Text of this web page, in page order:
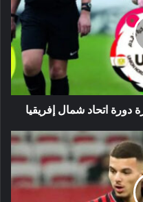
دورة اتحاد شمال إفريقيا